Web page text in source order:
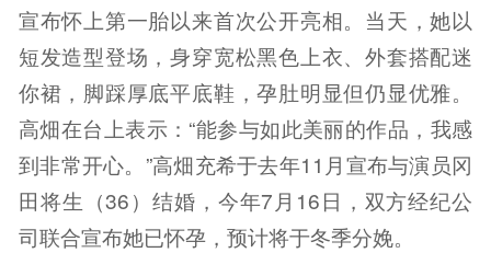
宣布怀上第一胎以来首次公开亮相。当天，她以
短发造型登场，身穿宽松黑色上衣、外套搭配迷
你裙，脚踩厚底平底鞋，孕肚明显但仍显优雅。
高畑在台上表示：“能参与如此美丽的作品，我感
到非常开心。”高畑充希于去年11月宣布与演员冈
田将生（36）结婚，今年7月16日，双方经纪公
司联合宣布她已怀孕，预计将于冬季分娩。